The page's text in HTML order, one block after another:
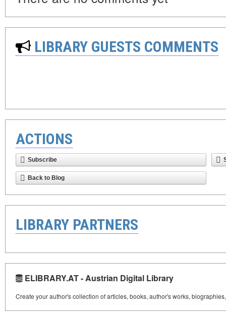
LIBRARY GUESTS COMMENTS
ACTIONS
Subscribe
Back to Blog
LIBRARY PARTNERS
ELIBRARY.AT - Austrian Digital Library
Create your author's collection of articles, books, author's works,